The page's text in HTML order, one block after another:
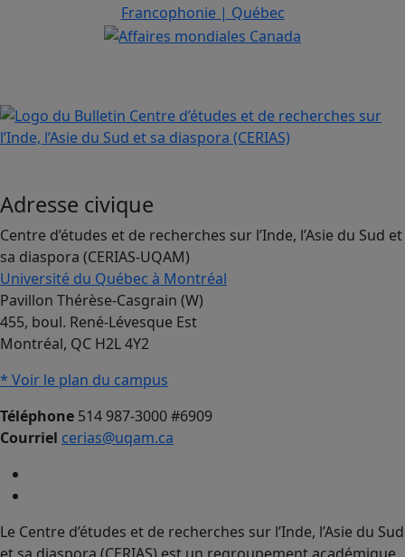
Adresse civique
Centre d’études et de recherches sur l’Inde, l’Asie du Sud et
sa diaspora (CERIAS-UQAM)
Université du Québec à Montréal
Pavillon Thérèse-Casgrain (W)
455, boul. René-Lévesque Est
Montréal, QC H2L 4Y2
* Voir le plan du campus
Téléphone 514 987-3000 #6909
Courriel cerias@uqam.ca
Le Centre d’études et de recherches sur l’Inde, l’Asie du Sud